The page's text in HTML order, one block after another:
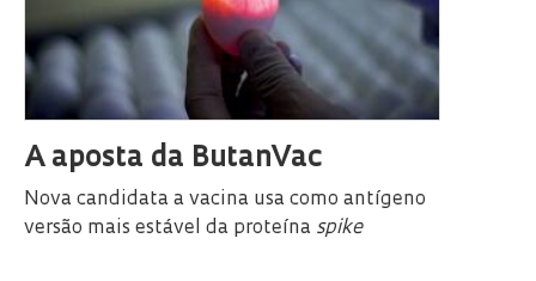
A aposta da ButanVac
Nova candidata a vacina usa como antígeno
versão mais estável da proteína spike